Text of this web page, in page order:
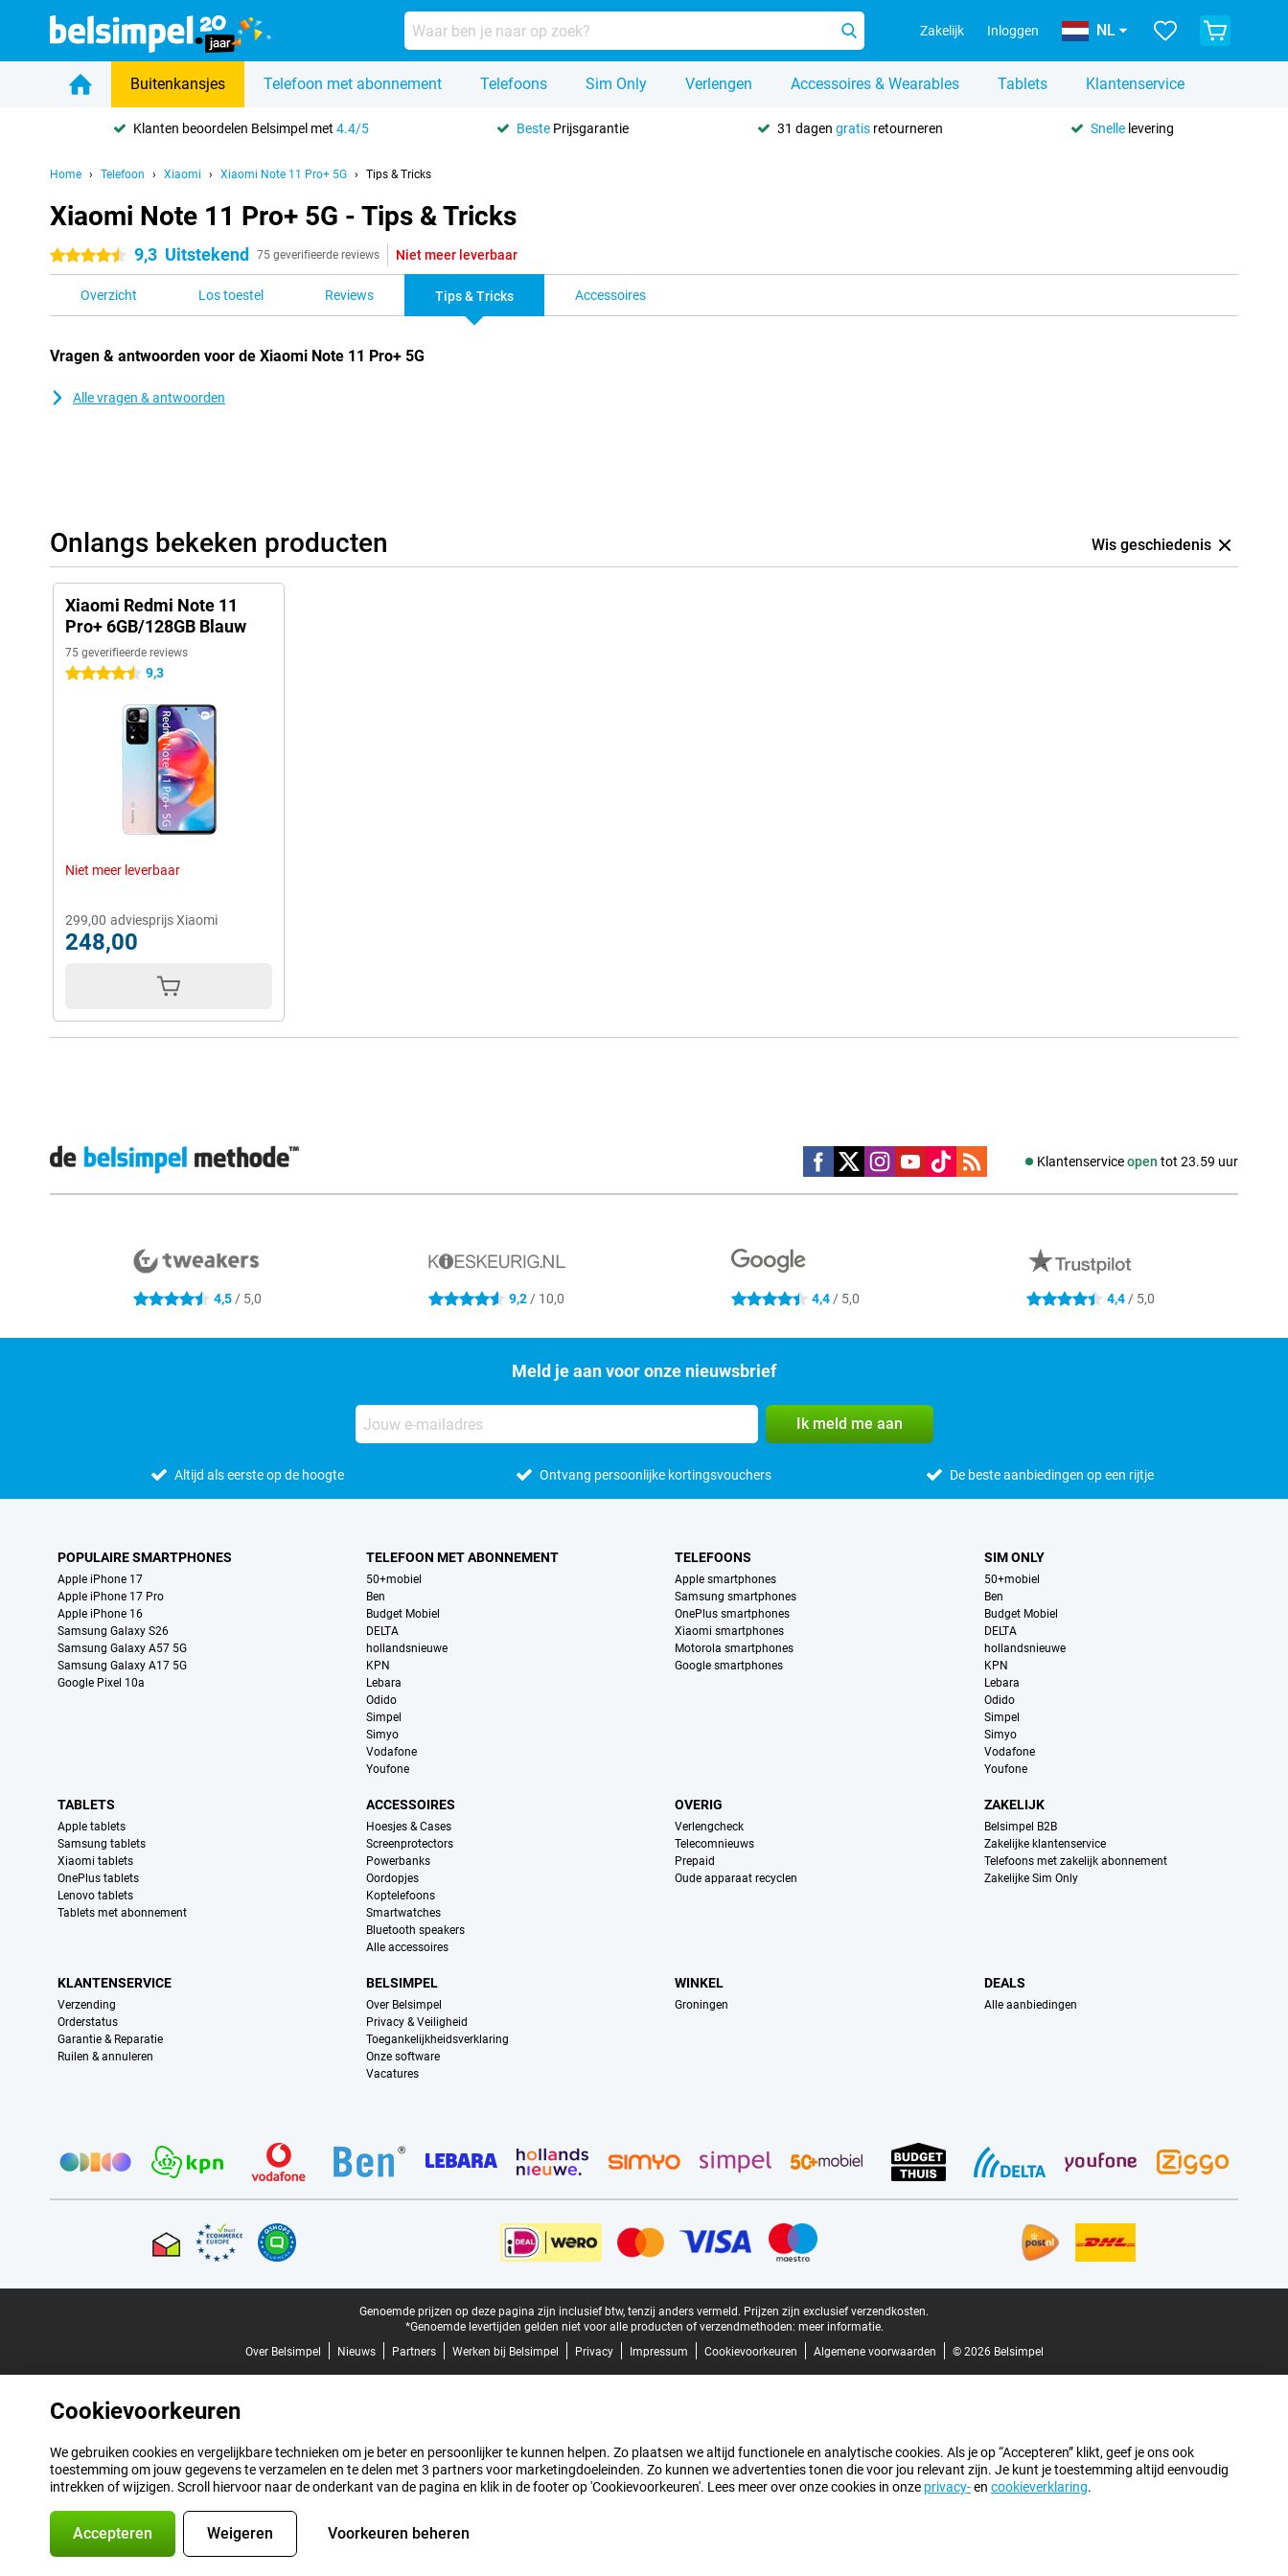
Zakelijk Inloggen NL
Buitenkansjes Telefoon met abonnement Telefoons Sim Only Verlengen Accessoires & Wearables Tablets Klantenservice
Klanten beoordelen Belsimpel met4.4/5 Beste Prijsgarantie 31 dagen gratisretourneren Snellelevering
Home Telefoon Xiaomi Xiaomi Note 11 Pro+ 5G Tips & Tricks
Xiaomi Note 11 Pro+ 5G - Tips & Tricks
4.5 sterren 9,3 Uitstekend 75 geverifieerde reviews Niet meer leverbaar
Overzicht Los toestel Reviews Tips & Tricks Accessoires
Vragen & antwoorden voor de Xiaomi Note 11 Pro+ 5G
Alle vragen & antwoorden
Onlangs bekeken producten Wis geschiedenis
Xiaomi Redmi Note 11
Pro+ 6GB/128GB Blauw
75 geverifieerde reviews
4.5 sterren 9,3
Niet meer leverbaar
299,00 adviesprijs Xiaomi
248,00
Klantenserviceopen tot 23.59 uur
Social media
4.5 sterren 4,5/ 5,0 4.6 sterren 9,2/ 10,0 4.4 sterren 4,4 / 5,0 4.4 sterren 4,4 / 5,0
Meld je aan voor onze nieuwsbrief
Ik meld me aan
Altijd als eerste op de hoogte Ontvang persoonlijke kortingsvouchers De beste aanbiedingen op een rijtje
POPULAIRE SMARTPHONES
Apple iPhone 17
Apple iPhone 17 Pro
Apple iPhone 16
Samsung Galaxy S26
Samsung Galaxy A57 5G
Samsung Galaxy A17 5G
Google Pixel 10a
TELEFOON MET ABONNEMENT
50+mobiel
Ben
Budget Mobiel
DELTA
hollandsnieuwe
KPN
Lebara
Odido
Simpel
Simyo
Vodafone
Youfone
TELEFOONS
Apple smartphones
Samsung smartphones
OnePlus smartphones
Xiaomi smartphones
Motorola smartphones
Google smartphones
SIM ONLY
50+mobiel
Ben
Budget Mobiel
DELTA
hollandsnieuwe
KPN
Lebara
Odido
Simpel
Simyo
Vodafone
Youfone
TABLETS
Apple tablets
Samsung tablets
Xiaomi tablets
OnePlus tablets
Lenovo tablets
Tablets met abonnement
ACCESSOIRES
Hoesjes & Cases
Screenprotectors
Powerbanks
Oordopjes
Koptelefoons
Smartwatches
Bluetooth speakers
Alle accessoires
OVERIG
Verlengcheck
Telecomnieuws
Prepaid
Oude apparaat recyclen
ZAKELIJK
Belsimpel B2B
Zakelijke klantenservice
Telefoons met zakelijk abonnement
Zakelijke Sim Only
KLANTENSERVICE
Verzending
Orderstatus
Garantie & Reparatie
Ruilen & annuleren
BELSIMPEL
Over Belsimpel
Privacy & Veiligheid
Toegankelijkheidsverklaring
Onze software
Vacatures
WINKEL
Groningen
DEALS
Alle aanbiedingen
Genoemde prijzen op deze pagina zijn inclusief btw, tenzij anders vermeld. Prijzen zijn exclusief verzendkosten.
*Genoemde levertijden gelden niet voor alle producten of verzendmethoden: meer informatie.
Over Belsimpel
Nieuws Partners Werken bij Belsimpel Privacy Impressum Cookievoorkeuren Algemene voorwaarden © 2026 Belsimpel
Cookievoorkeuren
We gebruiken cookies en vergelijkbare technieken om je beter en persoonlijker te kunnen helpen. Zo plaatsen we altijd functionele en analytische cookies. Als je op “Accepteren” klikt, geef je ons ook
toestemming om jouw gegevens te verzamelen en te delen met 3 partners voor marketingdoeleinden. Zo kunnen we advertenties tonen die voor jou relevant zijn. Je kunt je toestemming altijd eenvoudig
intrekken of wijzigen. Scroll hiervoor naar de onderkant van de pagina en klik in de footer op 'Cookievoorkeuren'. Lees meer over onze cookies in onze privacy-en cookieverklaring.
Accepteren Weigeren Voorkeuren beheren